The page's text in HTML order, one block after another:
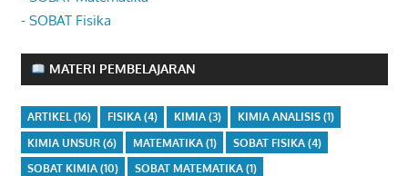
- SOBAT Fisika
MATERI PEMBELAJARAN
ARTIKEL(16) FISIKA(4) KIMIA(3) KIMIA ANALISIS(1)
KIMIA UNSUR(6) MATEMATIKA(1) SOBAT FISIKA(4)
SOBAT KIMIA(10) SOBAT MATEMATIKA(1)